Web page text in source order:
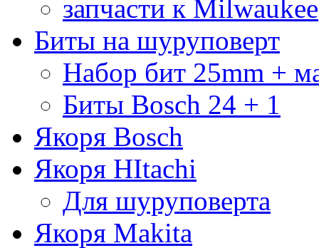
запчасти к Milwaukee
Биты на шуруповерт
Набор бит 25mm +
Биты Bosch 24 + 1
Якоря Bosch
Якоря HItachi
Для шуруповерта
Якоря Makita